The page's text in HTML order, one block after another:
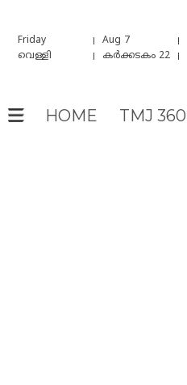
Friday Aug 7
വെള്ളി
കർക്കടകം 22
HOME TMJ 360